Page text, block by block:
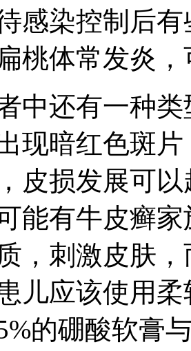
感染控制后
桃体常发炎
中还有一种
现暗红色斑
皮损发展可
能有牛皮癣
，刺激皮肤
儿应该使用
的硼酸软膏